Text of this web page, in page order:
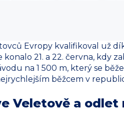
Evropy kvalifikoval už
konalo 21. a 22. června, kdy
na 1 500 m, který se
běžcem v
Veletově a odlet